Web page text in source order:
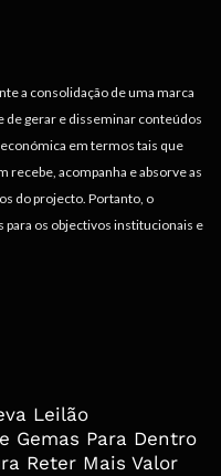
a consolidação de uma marca
de gerar e disseminar conteúdos
em termos tais que
recebe, acompanha e absorve as
do projecto. Portanto, o
os objectivos institucionais e
Leilão
Gemas Para Dentro
Reter Mais Valor